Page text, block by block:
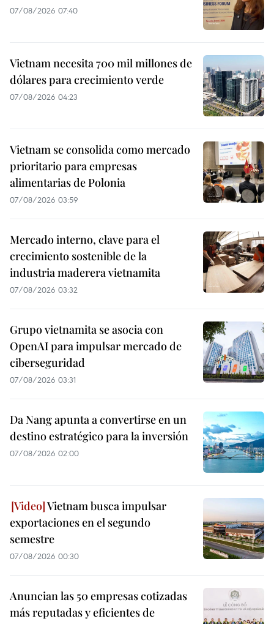
07/08/2026 07:40
Vietnam necesita 700 mil millones de
dólares para crecimiento verde
07/08/2026 04:23
Vietnam se consolida como mercado
prioritario para empresas
alimentarias de Polonia
07/08/2026 03:59
Mercado interno, clave para el
crecimiento sostenible de la
industria maderera vietnamita
07/08/2026 03:32
Grupo vietnamita se asocia con
OpenAI para impulsar mercado de
ciberseguridad
07/08/2026 03:31
Da Nang apunta a convertirse en un
destino estratégico para la inversión
07/08/2026 02:00
Vietnam busca impulsar
exportaciones en el segundo
semestre
07/08/2026 00:30
Anuncian las 50 empresas cotizadas
más reputadas y eficientes de